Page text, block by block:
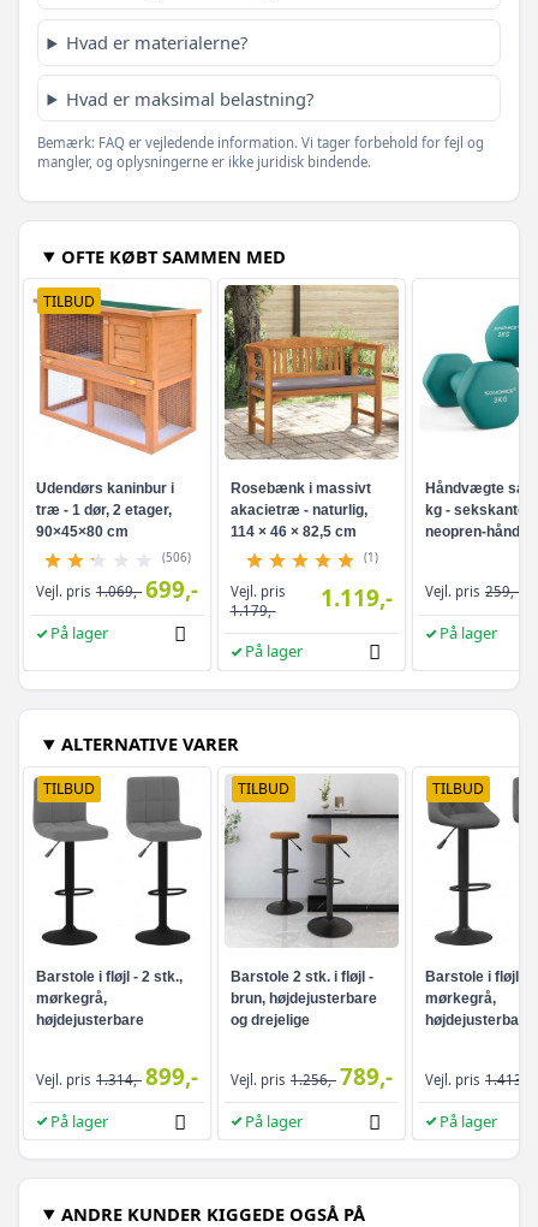
Hvad er materialerne?
Hvad er maksimal belastning?
Bemærk: FAQ er vejledende information. Vi tager forbehold for fejl og
mangler, og oplysningerne er ikke juridisk bindende.
OFTE KØBT SAMMEN MED
TILBUD
Udendørs kaninbur i
træ - 1 dør, 2 etager,
90×45×80 cm
(506)
Vejl. pris 1.069,- 699,-
På lager
Rosebænk i massivt
akacietræ - naturlig,
114 × 46 × 82,5 cm
(1)
Vejl. pris
1.179,-
1.119,-
På lager
Håndvægte sæt
kg -
neopren-
Vejl. pris 259,-
På lager
ALTERNATIVE VARER
TILBUD
Barstole i fløjl - 2 stk.,
mørkegrå,
højdejusterbare
Vejl. pris 1.314,- 899,-
På lager
TILBUD
Barstole 2 stk. i fløjl -
brun, højdejusterbare
og drejelige
Vejl. pris 1.256,- 789,-
På lager
TILBUD
Barstole i fløjl -
mørkegrå,
højdejusterbare
Vejl. pris 1.413,-
På lager
ANDRE KUNDER KIGGEDE OGSÅ PÅ